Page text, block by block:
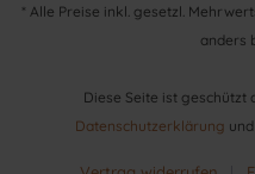
* Alle Preise inkl. gesetzl.
anders
Diese Seite ist geschützt
Datenschutzerklärung und